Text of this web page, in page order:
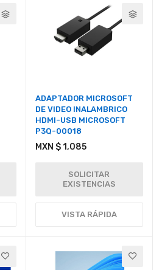
ADAPTADOR MICROSOFT
DE VIDEO INALAMBRICO
HDMI-USB MICROSOFT
P3Q-00018
MXN $ 1,085
SOLICITAR
EXISTENCIAS
VISTA RÁPIDA